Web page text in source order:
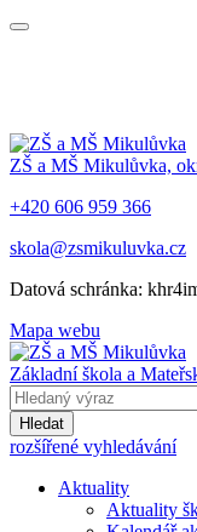
ZŠ a MŠ Mikulůvka,
+420 606 959 366
skola@zsmikuluvka.cz
Datová schránka:
Mapa webu
Základní škola a
Hledat
rozšířené vyhledávání
Aktuality
Aktuality